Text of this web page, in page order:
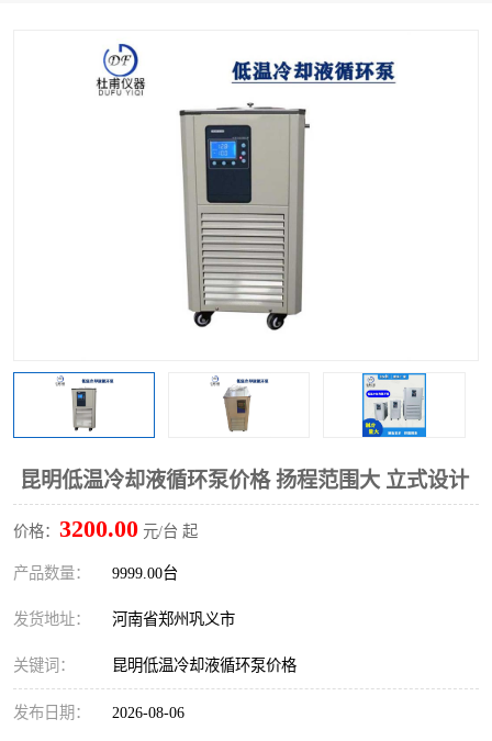
昆明低温冷却液循环泵价格 扬程范围大 立式设计
价格： 3200.00 元/台 起
产品数量： 9999.00台
发货地址： 河南省郑州巩义市
关键词： 昆明低温冷却液循环泵价格
发布日期： 2026-08-06
高温循环油浴锅母 五抽头循环水真空泵
多功能油浴锅
电动搅拌器